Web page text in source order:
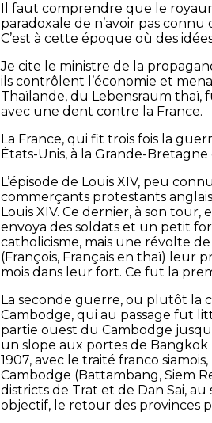
Il faut comprendre que le
paradoxale de n’avoir pas
C’est à cette époque où des
Je cite le ministre de la
ils contrôlent l’économie et
Thaïlande, du Lebensraum thaï,
avec une dent contre la France.
La France, qui fit trois fois la
États-Unis, à la Grande-Bretagne
L’épisode de Louis XIV, peu
commerçants protestants
Louis XIV. Ce dernier, à son
envoya des soldats et un petit
catholicisme, mais une révolte
(François, Français en thaï) leur
mois dans leur fort. Ce fut la
La seconde guerre, ou plutôt la
Cambodge, qui au passage fut
partie ouest du Cambodge
un slope aux portes de Bangkok
1907, avec le traité franco
Cambodge (Battambang, Siem
districts de Trat et de Dan Sai,
objectif, le retour des provinces